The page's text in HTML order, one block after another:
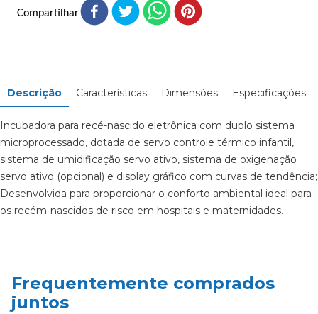
Compartilhar
Descrição Características Dimensões Especificações
Incubadora para recé-nascido eletrônica com duplo sistema
microprocessado, dotada de servo controle térmico infantil,
sistema de umidificação servo ativo, sistema de oxigenação
servo ativo (opcional) e display gráfico com curvas de tendência;
Desenvolvida para proporcionar o conforto ambiental ideal para
os recém-nascidos de risco em hospitais e maternidades.
INCUBADORA PARA RECÉM-NASCIDO MODELO LINE 4 MC-
Modos de funcionamento
Manual (ATC) - Controle automático da temperatura do ar,
Equipamento registrado na ANVISA sob REGISTRO Nº
10227180040, fabricado de acordo com as Boas Práticas de
Garantia de 12 meses, contra defeitos de fabricação.
*É necessário a contratação da assistência técnica autorizada na
Frequentemente comprados
juntos